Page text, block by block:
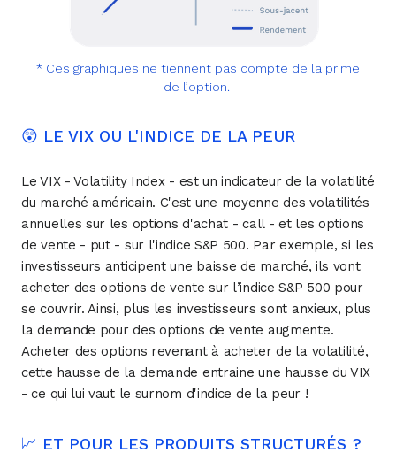
* Ces graphiques ne tiennent pas compte de la prime
de l’option.
😲 LE VIX OU L'INDICE DE LA PEUR
Le VIX - Volatility Index - est un indicateur de la volatilité
du marché américain. C'est une moyenne des volatilités
annuelles sur les options d'achat - call - et les options
de vente - put - sur l'indice S&P 500. Par exemple, si les
investisseurs anticipent une baisse de marché, ils vont
acheter des options de vente sur l’indice S&P 500 pour
se couvrir. Ainsi, plus les investisseurs sont anxieux, plus
la demande pour des options de vente augmente.
Acheter des options revenant à acheter de la volatilité,
cette hausse de la demande entraine une hausse du VIX
- ce qui lui vaut le surnom d'indice de la peur !
📈 ET POUR LES PRODUITS STRUCTURÉS ?